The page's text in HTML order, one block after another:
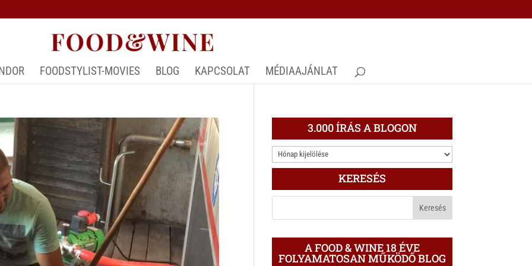
FOODSTYLIST-MOVIES BLOG KAPCSOLAT MÉDIAAJÁNLAT
3.000 ÍRÁS A BLOGON
3.000
ÍRÁS
BLOGON
KERESÉS
A FOOD & WINE 18 ÉVE
FOLYAMATOSAN MŰKÖDŐ BLOG